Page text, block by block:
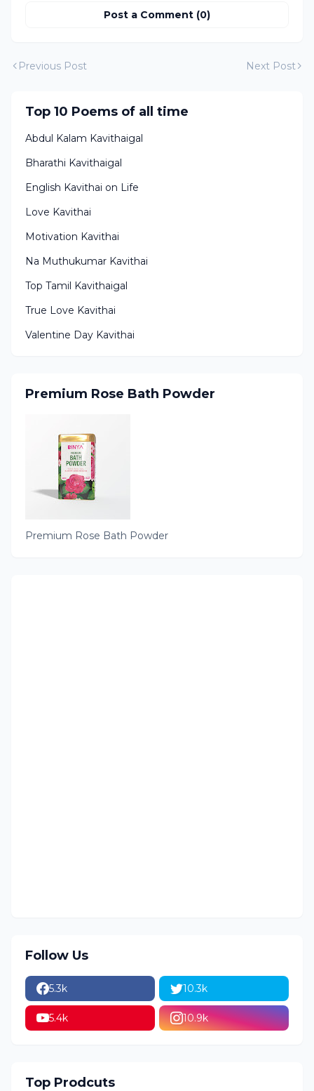
Post a Comment (0)
Previous Post Next Post
Top 10 Poems of all time
Abdul Kalam Kavithaigal
Bharathi Kavithaigal
English Kavithai on Life
Love Kavithai
Motivation Kavithai
Na Muthukumar Kavithai
Top Tamil Kavithaigal
True Love Kavithai
Valentine Day Kavithai
Premium Rose Bath Powder
Premium Rose Bath Powder
Follow Us
5.3k 10.3k
5.4k 10.9k
Top Prodcuts